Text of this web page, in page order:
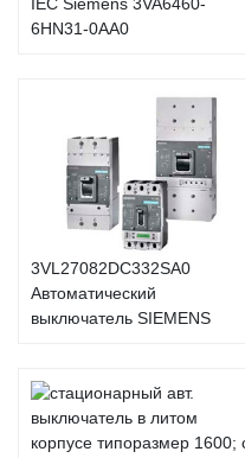
6HN31-0AA0
3VL27082DC332SA0
Автоматический
выключатель SIEMENS